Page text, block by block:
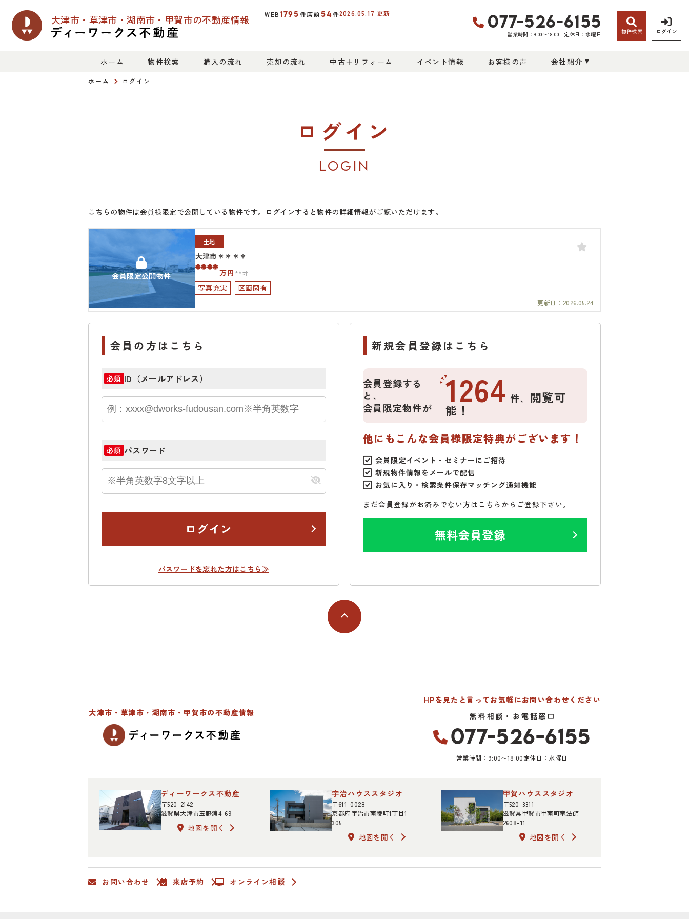
WEB 1795件店頭 54件2026.05.17 更新
大津市・草津市・湖南市・甲賀市の不動産情報 077-526-6155
営業時間：9:00〜18:00 定休日：水曜日 物件検索 ログイン
ホーム 物件検索 購入の流れ 売却の流れ 中古＋リフォーム イベント情報 お客様の声 会社紹介
ホーム ログイン
ログイン
LOGIN
こちらの物件は会員様限定で公開している物件です。ログインすると物件の詳細情報がご覧いただけます。
会員限定公開物件
土地
大津市＊＊＊＊
****万円 **坪
写真充実 区画図有
更新日： 2026.05.24
会員の方はこちら
必須 ID（メールアドレス）
必須 パスワード
ログイン
パスワードを忘れた方はこちら≫
新規会員登録はこちら
会員登録する
と、
会員限定物件が
1264 件、 閲覧可
能！
他にもこんな会員様限定特典がございます！
会員限定イベント・セミナーにご招待
新規物件情報をメールで配信
お気に入り・検索条件保存マッチング通知機能
まだ会員登録がお済みでない方はこちらからご登録下さい。
無料会員登録
大津市・草津市・湖南市・甲賀市の不動産情報
HPを見たと言ってお気軽にお問い合わせください
無料相談・お電話窓口
077-526-6155
営業時間：9:00〜18:00定休日：水曜日
ディーワークス不動産
〒520-2142
滋賀県大津市玉野浦4-69
地図を開く
宇治ハウススタジオ
〒611-0028
京都府宇治市南陵町1丁目1-
305
地図を開く
甲賀ハウススタジオ
〒520-3311
滋賀県甲賀市甲南町竜法師
2608-11
地図を開く
お問い合わせ 来店予約 オンライン相談